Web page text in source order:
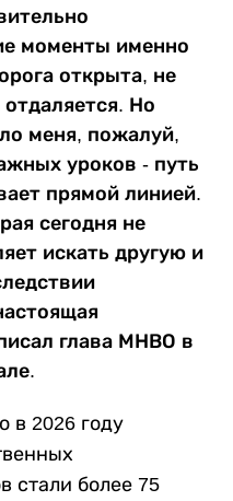
моменты именно
открыта, не
Но
меня, пожалуй,
уроков - путь
прямой линией.
сегодня не
искать другую и
глава МНВО в
в 2026 году
стали более 75